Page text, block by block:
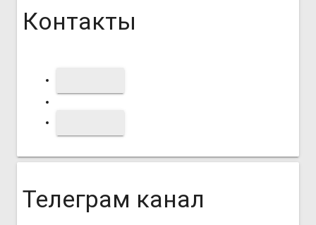
Контакты
Телеграм канал